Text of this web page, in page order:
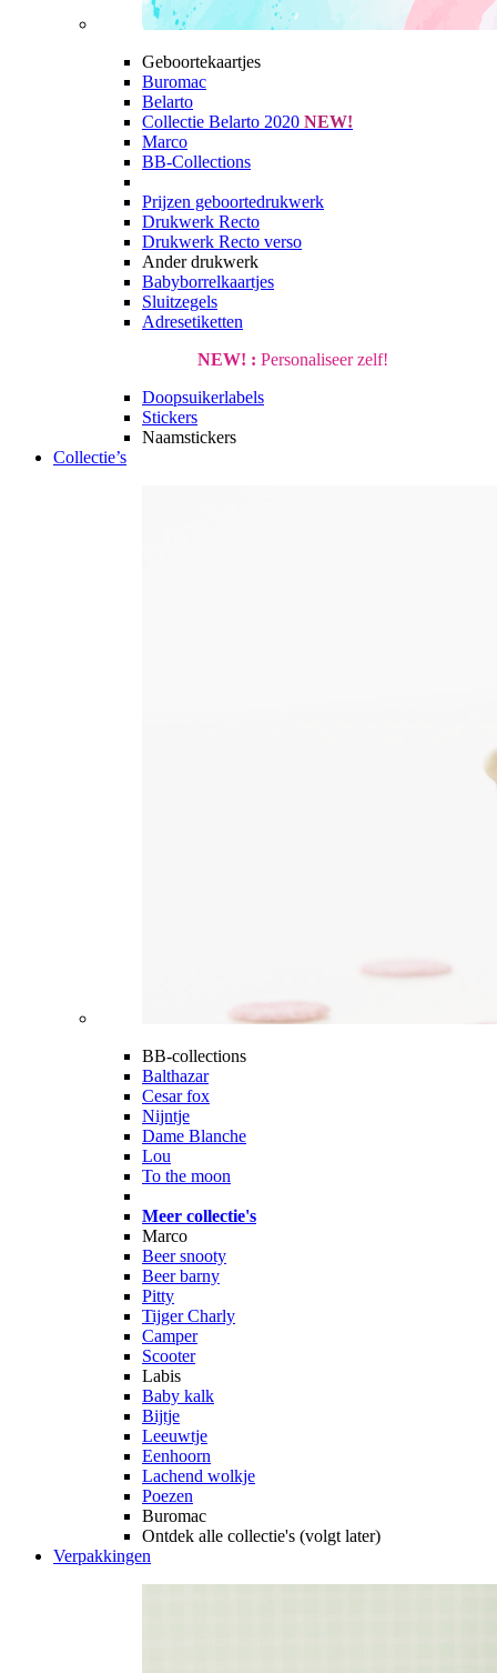
Geboortekaartjes
Buromac
Belarto
Collectie Belarto 2020 NEW!
Marco
BB-Collections
Prijzen geboortedrukwerk
Drukwerk Recto
Drukwerk Recto verso
Ander drukwerk
Babyborrelkaartjes
Sluitzegels
Adresetiketten
NEW! : Personaliseer zelf!
Doopsuikerlabels
Stickers
Naamstickers
Collectie’s
BB-collections
Balthazar
Cesar fox
Nijntje
Dame Blanche
Lou
To the moon
Meer collectie's
Marco
Beer snooty
Beer barny
Pitty
Tijger Charly
Camper
Scooter
Labis
Baby kalk
Bijtje
Leeuwtje
Eenhoorn
Lachend wolkje
Poezen
Buromac
Ontdek alle collectie's (volgt later)
Verpakkingen